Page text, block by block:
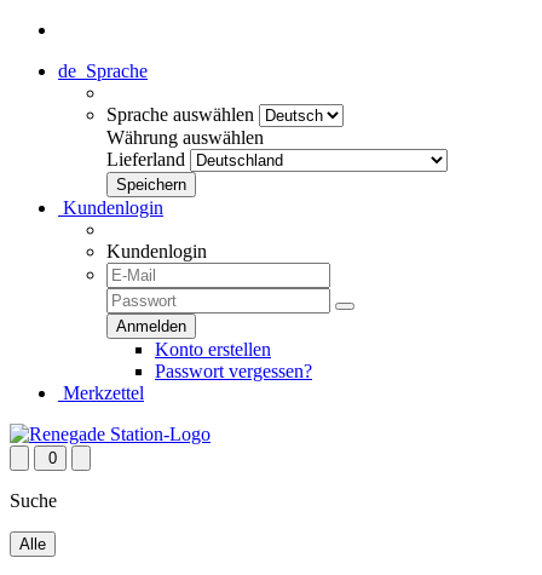
de Sprache
Sprache auswählen
Währung auswählen
Lieferland
Kundenlogin
Kundenlogin
Konto erstellen
Passwort vergessen?
Merkzettel
0
Suche
Alle